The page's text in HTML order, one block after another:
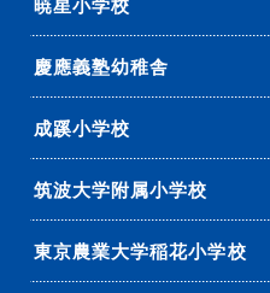
暁星小学校
慶應義塾幼稚舎
成蹊小学校
筑波大学附属小学校
東京農業大学稲花小学校